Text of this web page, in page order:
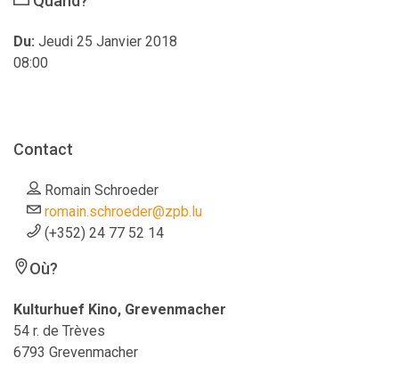
Du: Jeudi 25 Janvier 2018
08:00
Contact
Romain Schroeder
romain.schroeder@zpb.lu
(+352) 24 77 52 14
Où?
Kulturhuef Kino, Grevenmacher
54 r. de Trèves
6793 Grevenmacher